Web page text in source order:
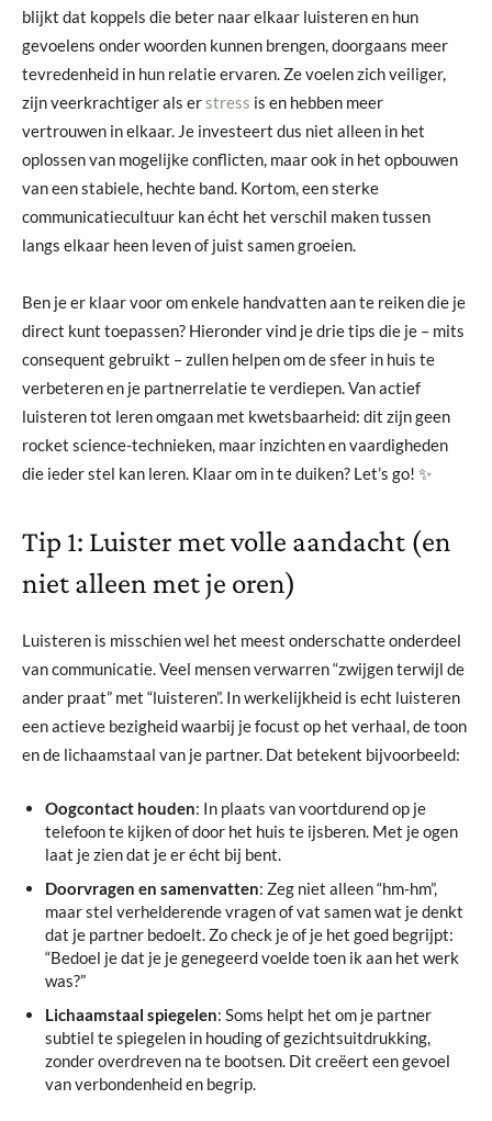
blijkt dat koppels die beter naar elkaar luisteren en hun
gevoelens onder woorden kunnen brengen, doorgaans meer
tevredenheid in hun relatie ervaren. Ze voelen zich veiliger,
zijn veerkrachtiger als erstress is en hebben meer
vertrouwen in elkaar. Je investeert dus niet alleen in het
oplossen van mogelijke conflicten, maar ook in het opbouwen
van een stabiele, hechte band. Kortom, een sterke
communicatiecultuur kan écht het verschil maken tussen
langs elkaar heen leven of juist samen groeien.
Ben je er klaar voor om enkele handvatten aan te reiken die je
direct kunt toepassen? Hieronder vind je drie tips die je – mits
consequent gebruikt – zullen helpen om de sfeer in huis te
verbeteren en je partnerrelatie te verdiepen. Van actief
luisteren tot leren omgaan met kwetsbaarheid: dit zijn geen
rocket science-technieken, maar inzichten en vaardigheden
die ieder stel kan leren. Klaar om in te duiken? Let’s go! ✨
Tip 1: Luister met volle aandacht (en
niet alleen met je oren)
Luisteren is misschien wel het meest onderschatte onderdeel
van communicatie. Veel mensen verwarren “zwijgen terwijl de
ander praat” met “luisteren”. In werkelijkheid is echt luisteren
een actieve bezigheid waarbij je focust op het verhaal, de toon
en de lichaamstaal van je partner. Dat betekent bijvoorbeeld:
Oogcontact houden: In plaats van voortdurend op je
telefoon te kijken of door het huis te ijsberen. Met je ogen
laat je zien dat je er écht bij bent.
Doorvragen en samenvatten: Zeg niet alleen “hm-hm”,
maar stel verhelderende vragen of vat samen wat je denkt
dat je partner bedoelt. Zo check je of je het goed begrijpt:
“Bedoel je dat je je genegeerd voelde toen ik aan het werk
was?”
Lichaamstaal spiegelen: Soms helpt het om je partner
subtiel te spiegelen in houding of gezichtsuitdrukking,
zonder overdreven na te bootsen. Dit creëert een gevoel
van verbondenheid en begrip.